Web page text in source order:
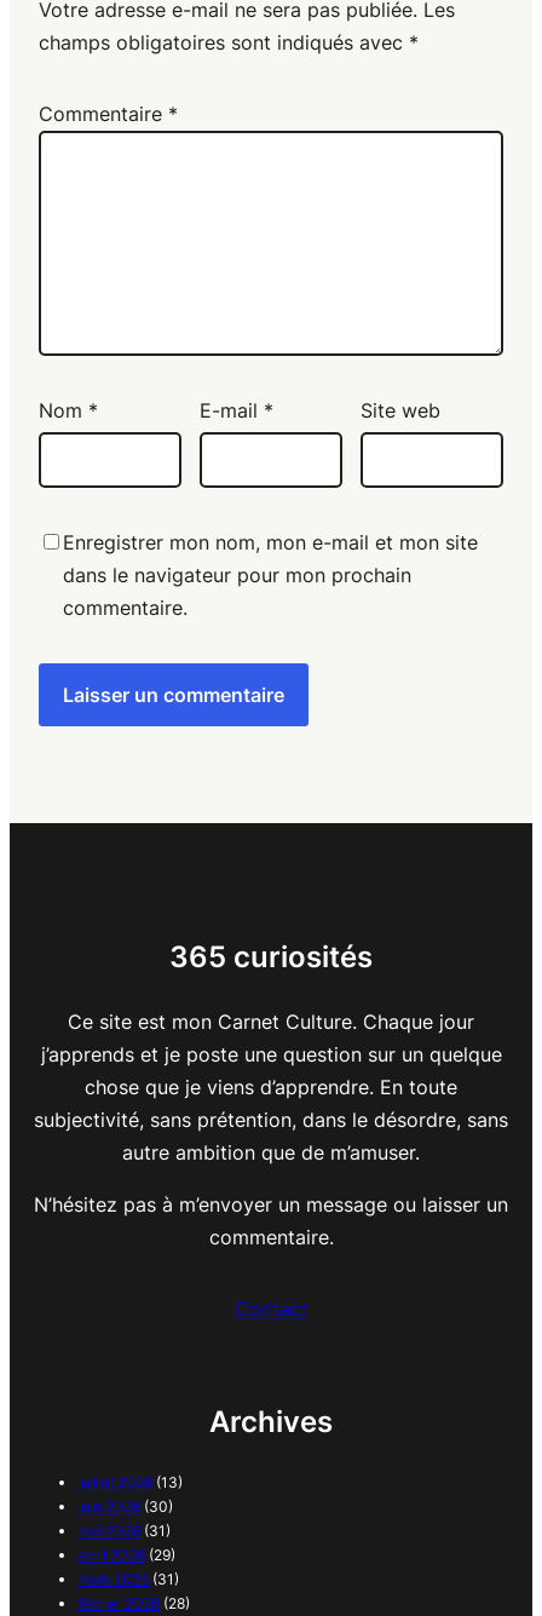
Votre adresse e-mail ne sera pas publiée. Les
champs obligatoires sont indiqués avec *
Commentaire *
Nom * E-mail * Site web
Enregistrer mon nom, mon e-mail et mon site
dans le navigateur pour mon prochain
commentaire.
365 curiosités
Ce site est mon Carnet Culture. Chaque jour
j’apprends et je poste une question sur un quelque
chose que je viens d’apprendre. En toute
subjectivité, sans prétention, dans le désordre, sans
autre ambition que de m’amuser.
N’hésitez pas à m’envoyer un message ou laisser un
commentaire.
Contact
Archives
juillet 2026 (13)
juin 2026 (30)
mai 2026 (31)
avril 2026 (29)
mars 2026 (31)
février 2026 (28)